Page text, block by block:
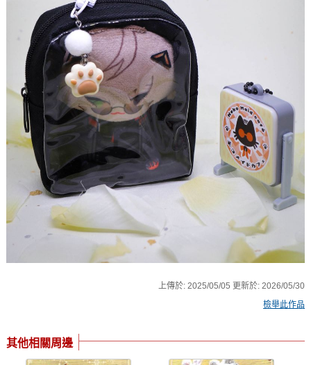
上傳於:2025/05/05 更新於:2026/05/30
檢舉此作品
其他相關周邊